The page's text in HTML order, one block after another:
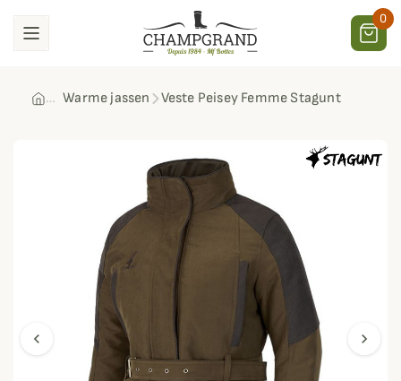
0
Warme jassen Veste Peisey Femme Stagunt
chevron_left chevron_right